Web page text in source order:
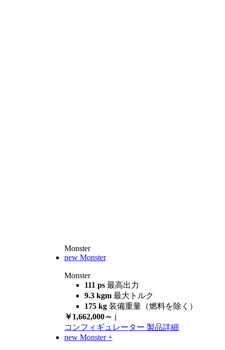
Monster
new Monster
Monster
111 ps 最高出力
9.3 kgm 最大トルク
175 kg 装備重量（燃料を除く）
￥1,662,000～ i
コンフィギュレーター 製品詳細
new Monster +